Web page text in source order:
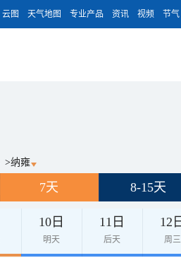
云图 天气地图 专业产品 资讯 视频 节气
>纳雍
7天 8-15天
10日
明天
11日
后天
12
周三